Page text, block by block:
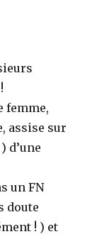
femme,
assise sur
d’une
un FN
doute
! ) et